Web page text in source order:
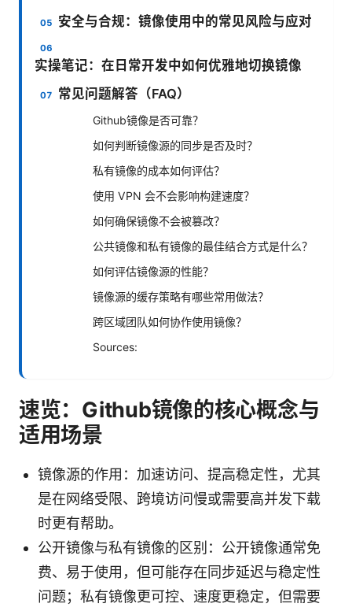
安全与合规：镜像使用中的常见风险与应对
实操笔记：在日常开发中如何优雅地切换镜像
常见问题解答（FAQ）
Github镜像是否可靠？
如何判断镜像源的同步是否及时？
私有镜像的成本如何评估？
使用 VPN 会不会影响构建速度？
如何确保镜像不会被篡改？
公共镜像和私有镜像的最佳结合方式是什么？
如何评估镜像源的性能？
镜像源的缓存策略有哪些常用做法？
跨区域团队如何协作使用镜像？
Sources:
速览：Github镜像的核心概念与
适用场景
镜像源的作用：加速访问、提高稳定性，尤其
是在网络受限、跨境访问慢或需要高并发下载
时更有帮助。
公开镜像与私有镜像的区别：公开镜像通常免
费、易于使用，但可能存在同步延迟与稳定性
问题；私有镜像更可控、速度更稳定，但需要